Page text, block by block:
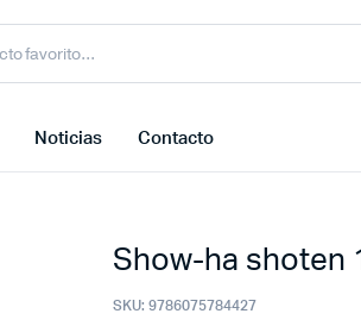
Noticias Contacto
Show-ha shoten 1
SKU: 9786075784427